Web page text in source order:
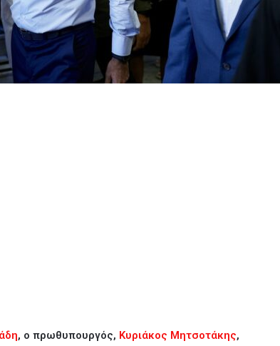
, ο πρωθυπουργός, Κυριάκος Μητσοτάκης,